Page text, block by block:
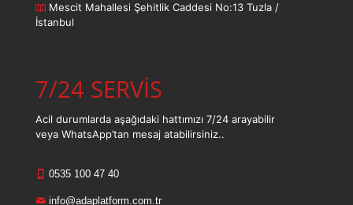
Mescit Mahallesi Şehitlik Caddesi No:13 Tuzla /
İstanbul
7/24 SERVİS
Acil durumlarda aşağıdaki hattımızı 7/24 arayabilir
veya WhatsApp’tan mesaj atabilirsiniz..
0535 100 47 40
info@adaplatform.com.tr